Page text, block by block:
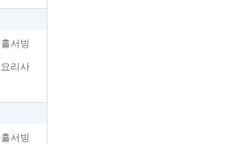
홀서빙
요리사
홀서빙